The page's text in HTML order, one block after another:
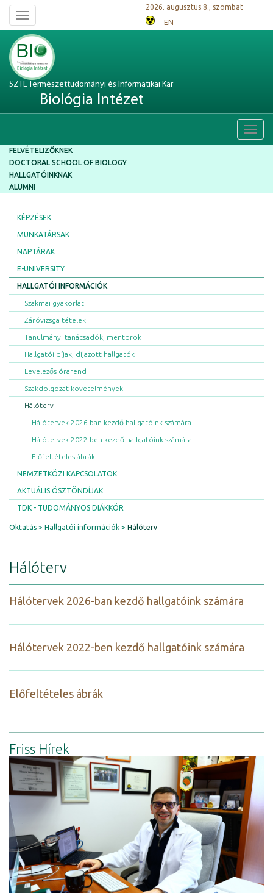
Toggle
navigation
2026. augusztus 8., szombat
EN
SZTE Természettudományi és Informatikai Kar
Biológia Intézet
FELVÉTELIZŐKNEK
DOCTORAL SCHOOL OF BIOLOGY
HALLGATÓINKNAK
ALUMNI
KÉPZÉSEK
MUNKATÁRSAK
NAPTÁRAK
E-UNIVERSITY
HALLGATÓI INFORMÁCIÓK
Szakmai gyakorlat
Záróvizsga tételek
Tanulmányi tanácsadók, mentorok
Hallgatói díjak, díjazott hallgatók
Levelezős órarend
Szakdolgozat követelmények
Hálóterv
Hálótervek 2026-ban kezdő hallgatóink számára
Hálótervek 2022-ben kezdő hallgatóink számára
Előfeltételes ábrák
NEMZETKÖZI KAPCSOLATOK
AKTUÁLIS ÖSZTÖNDÍJAK
TDK - TUDOMÁNYOS DIÁKKÖR
Oktatás Hallgatói információk Hálóterv
Hálóterv
Hálótervek 2026-ban kezdő hallgatóink számára
Hálótervek 2022-ben kezdő hallgatóink számára
Előfeltételes ábrák
Friss Hírek